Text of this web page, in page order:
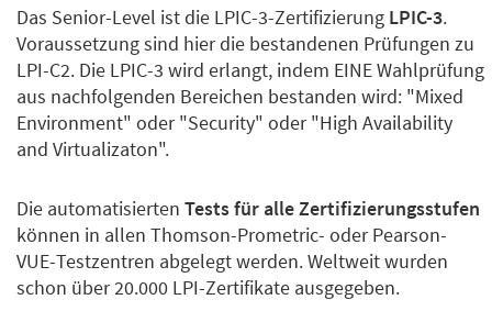
Das Senior-Level ist die LPIC-3-Zertifizierung LPIC-3.
Voraussetzung sind hier die bestandenen Prüfungen zu
LPI-C2. Die LPIC-3 wird erlangt, indem EINE Wahlprüfung
aus nachfolgenden Bereichen bestanden wird: "Mixed
Environment" oder "Security" oder "High Availability
and Virtualizaton".
Die automatisierten Tests für alle Zertifizierungsstufen
können in allen Thomson-Prometric- oder Pearson-
VUE-Testzentren abgelegt werden. Weltweit wurden
schon über 20.000 LPI-Zertifikate ausgegeben.